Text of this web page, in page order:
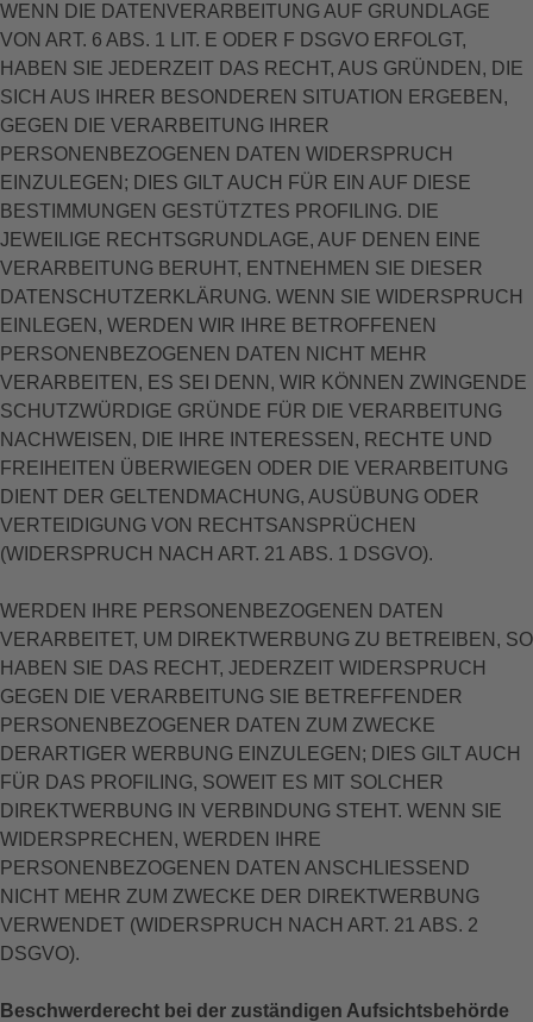
WENN DIE DATENVERARBEITUNG AUF GRUNDLAGE
VON ART. 6 ABS. 1 LIT. E ODER F DSGVO ERFOLGT,
HABEN SIE JEDERZEIT DAS RECHT, AUS GRÜNDEN, DIE
SICH AUS IHRER BESONDEREN SITUATION ERGEBEN,
GEGEN DIE VERARBEITUNG IHRER
PERSONENBEZOGENEN DATEN WIDERSPRUCH
EINZULEGEN; DIES GILT AUCH FÜR EIN AUF DIESE
BESTIMMUNGEN GESTÜTZTES PROFILING. DIE
JEWEILIGE RECHTSGRUNDLAGE, AUF DENEN EINE
VERARBEITUNG BERUHT, ENTNEHMEN SIE DIESER
DATENSCHUTZERKLÄRUNG. WENN SIE WIDERSPRUCH
EINLEGEN, WERDEN WIR IHRE BETROFFENEN
PERSONENBEZOGENEN DATEN NICHT MEHR
VERARBEITEN, ES SEI DENN, WIR KÖNNEN ZWINGENDE
SCHUTZWÜRDIGE GRÜNDE FÜR DIE VERARBEITUNG
NACHWEISEN, DIE IHRE INTERESSEN, RECHTE UND
FREIHEITEN ÜBERWIEGEN ODER DIE VERARBEITUNG
DIENT DER GELTENDMACHUNG, AUSÜBUNG ODER
VERTEIDIGUNG VON RECHTSANSPRÜCHEN
(WIDERSPRUCH NACH ART. 21 ABS. 1 DSGVO).
WERDEN IHRE PERSONENBEZOGENEN DATEN
VERARBEITET, UM DIREKTWERBUNG ZU BETREIBEN, SO
HABEN SIE DAS RECHT, JEDERZEIT WIDERSPRUCH
GEGEN DIE VERARBEITUNG SIE BETREFFENDER
PERSONENBEZOGENER DATEN ZUM ZWECKE
DERARTIGER WERBUNG EINZULEGEN; DIES GILT AUCH
FÜR DAS PROFILING, SOWEIT ES MIT SOLCHER
DIREKTWERBUNG IN VERBINDUNG STEHT. WENN SIE
WIDERSPRECHEN, WERDEN IHRE
PERSONENBEZOGENEN DATEN ANSCHLIESSEND
NICHT MEHR ZUM ZWECKE DER DIREKTWERBUNG
VERWENDET (WIDERSPRUCH NACH ART. 21 ABS. 2
DSGVO).
Beschwerde­recht bei der zuständigen Aufsichts­behörde